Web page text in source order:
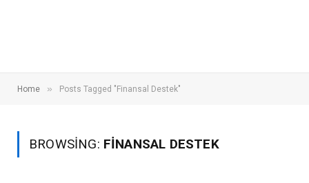
Home » Posts Tagged "Finansal Destek"
BROWSING: FINANSAL DESTEK